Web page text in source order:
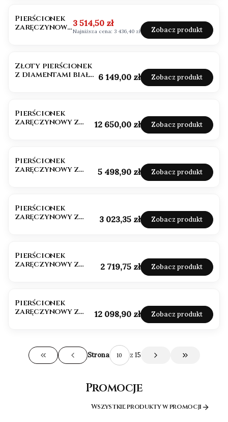
Pierścionek
zaręczynowyCena promocyjna
3 514,50 zł
Najniższa cena: 3 436,40 zł Zobacz produkt
Złoty pierścionek
z diamentami białe Cena
6 149,00 zł Zobacz produkt
Pierścionek
zaręczynowy z
Cena
12 650,00 zł Zobacz produkt
Pierścionek
zaręczynowy z
Cena
5 498,90 zł Zobacz produkt
Pierścionek
zaręczynowy z
Cena
3 023,35 zł Zobacz produkt
Pierścionek
zaręczynowy z
Cena
2 719,75 zł Zobacz produkt
Pierścionek
zaręczynowy z
Cena
12 098,90 zł Zobacz produkt
Wróć do pierwszej strony z produktami
Strona z 15 Przejdź do
Promocje
Wszystkie produkty w promocji